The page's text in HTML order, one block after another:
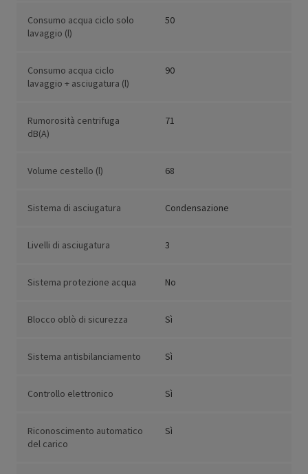
Consumo acqua ciclo solo
lavaggio (l)
50
Consumo acqua ciclo
lavaggio + asciugatura (l)
90
Rumorosità centrifuga
dB(A)
71
Volume cestello (l) 68
Sistema di asciugatura Condensazione
Livelli di asciugatura 3
Sistema protezione acqua No
Blocco oblò di sicurezza Sì
Sistema antisbilanciamento Sì
Controllo elettronico Sì
Riconoscimento automatico
del carico
Sì